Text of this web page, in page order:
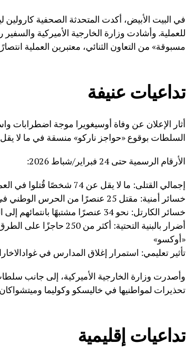
في البيت الأبيض، أكدت المتحدثة الصحفية
للعملية. وأشادت وزارة الخارجية الأميركية
مسبوقة» من التعاون الثنائي، معتبرين العملية
تداعيات عنيفة
أثار الإعلان عن وفاة أوسيغويرا موجة اضطرابات
السلطات بوقوع «حواجز ناركو» منسقة في ما لا يقل عن 20 ولاية من
الأرقام الرسمية حتى 24 فبراير/شباط 2026:
إجمالي القتلى: ما لا يقل عن 74 شخصًا قُتلوا في العملية وأعمال العنف اللاحقة
خسائر أمنية: مقتل 25 عنصرًا من الحرس الوطني في هجمات انتقامية
خسائر الكارتل: نحو 34 عنصرًا مشتبهًا بانتمائهم إلى الكارتل
«أوكسو»
تأثير تعليمي: استمرار إغلاق المدارس في
وأصدرت وزارة الخارجية الأميركية، إلى جانب
تحذيرات لمواطنيها في خاليسكو وكوليما
تداعيات إقليمية